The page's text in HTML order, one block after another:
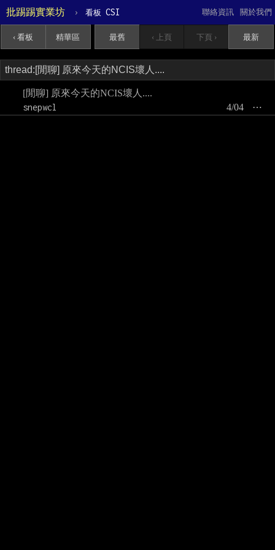
批踢踢實業坊 › 看板 CSI 關於我們
聯絡資訊
‹ 看板 精華區 最舊 ‹ 上頁 下頁 › 最新
[閒聊] 原來今天的NCIS壞人....
snepwcl
⋯
4/04